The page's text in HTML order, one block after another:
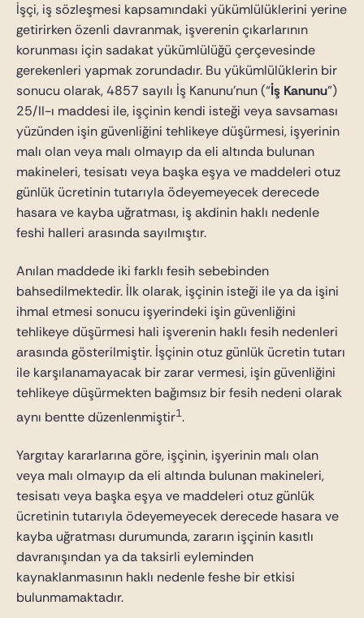
İşçi, iş sözleşmesi kapsamındaki yükümlülüklerini yerine
getirirken özenli davranmak, işverenin çıkarlarının
korunması için sadakat yükümlülüğü çerçevesinde
gerekenleri yapmak zorundadır. Bu yükümlülüklerin bir
sonucu olarak, 4857 sayılı İş Kanunu’nun (“İş Kanunu”)
25/II-ı maddesi ile, işçinin kendi isteği veya savsaması
yüzünden işin güvenliğini tehlikeye düşürmesi, işyerinin
malı olan veya malı olmayıp da eli altında bulunan
makineleri, tesisatı veya başka eşya ve maddeleri otuz
günlük ücretinin tutarıyla ödeyemeyecek derecede
hasara ve kayba uğratması, iş akdinin haklı nedenle
feshi halleri arasında sayılmıştır.
Anılan maddede iki farklı fesih sebebinden
bahsedilmektedir. İlk olarak, işçinin isteği ile ya da işini
ihmal etmesi sonucu işyerindeki işin güvenliğini
tehlikeye düşürmesi hali işverenin haklı fesih nedenleri
arasında gösterilmiştir. İşçinin otuz günlük ücretin tutarı
ile karşılanamayacak bir zarar vermesi, işin güvenliğini
tehlikeye düşürmekten bağımsız bir fesih nedeni olarak
aynı bentte düzenlenmiştir1.
Yargıtay kararlarına göre, işçinin, işyerinin malı olan
veya malı olmayıp da eli altında bulunan makineleri,
tesisatı veya başka eşya ve maddeleri otuz günlük
ücretinin tutarıyla ödeyemeyecek derecede hasara ve
kayba uğratması durumunda, zararın işçinin kasıtlı
davranışından ya da taksirli eyleminden
kaynaklanmasının haklı nedenle feshe bir etkisi
bulunmamaktadır.